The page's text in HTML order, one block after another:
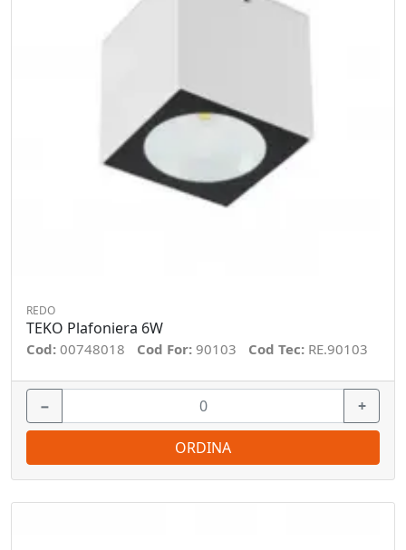
REDO
TEKO Plafoniera 6W
Cod: 00748018 Cod For: 90103 Cod Tec: RE.90103
− +
ORDINA